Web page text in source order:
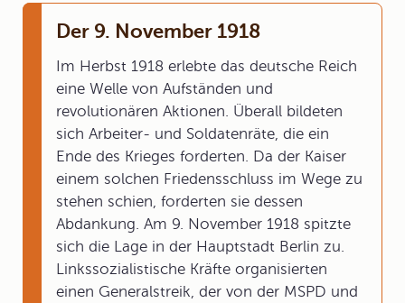
Der 9. November 1918
Im Herbst 1918 erlebte das deutsche Reich
eine Welle von Aufständen und
revolutionären Aktionen. Überall bildeten
sich Arbeiter- und Soldatenräte, die ein
Ende des Krieges forderten. Da der Kaiser
einem solchen Friedensschluss im Wege zu
stehen schien, forderten sie dessen
Abdankung. Am 9. November 1918 spitzte
sich die Lage in der Hauptstadt Berlin zu.
Linkssozialistische Kräfte organisierten
einen Generalstreik, der von der MSPD und